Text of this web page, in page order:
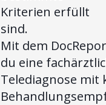
Kriterien erfüllt
sind.
Mit dem
du eine
Telediagnose mit